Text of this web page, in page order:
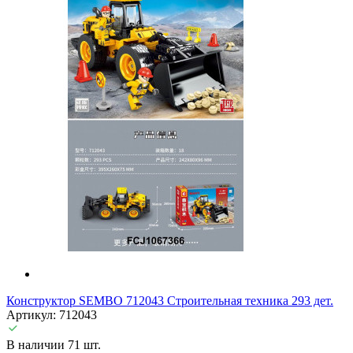
Конструктор SEMBO 712043 Строительная техника 293 дет.
Артикул: 712043
В наличии 71 шт.